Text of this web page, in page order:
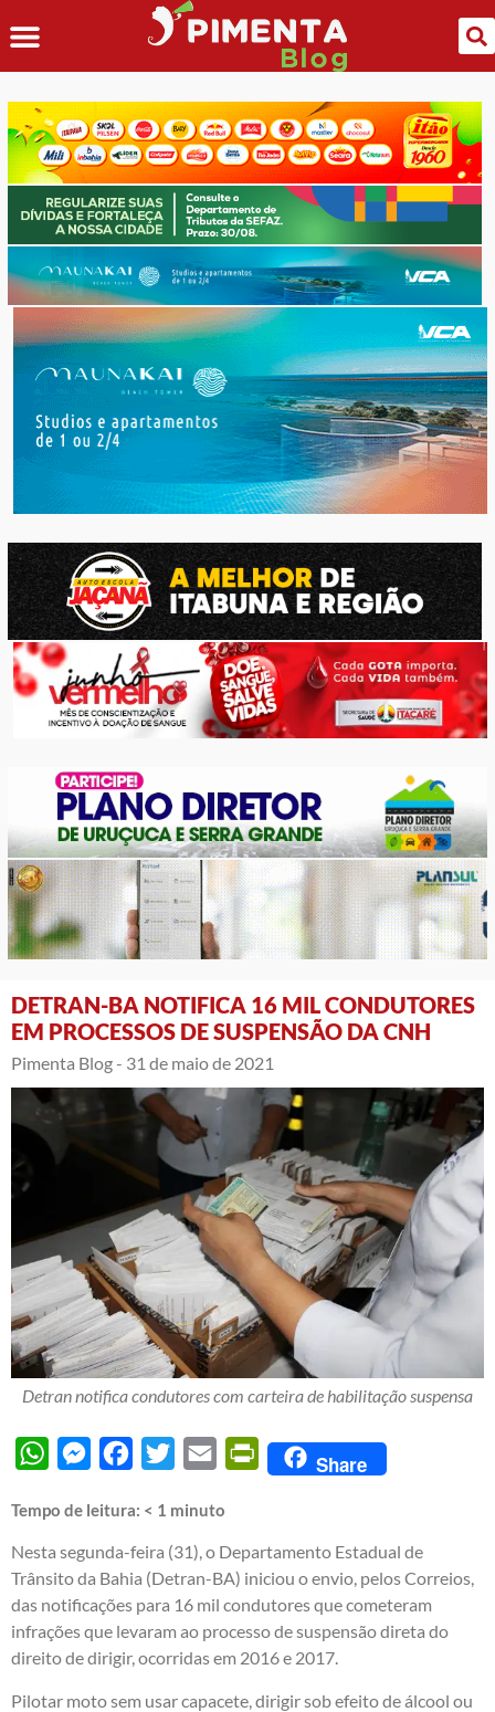
DETRAN-BA NOTIFICA 16 MIL CONDUTORES
EM PROCESSOS DE SUSPENSÃO DA CNH
Pimenta Blog - 31 de maio de 2021
Detran notifica condutores com carteira de habilitação suspensa
WhatsAppMessengerFacebook
Twitter Email PrintFriendly
Share
Tempo de leitura: < 1 minuto
Nesta segunda-feira (31), o Departamento Estadual de
Trânsito da Bahia (Detran-BA) iniciou o envio, pelos Correios,
das notificações para 16 mil condutores que cometeram
infrações que levaram ao processo de suspensão direta do
direito de dirigir, ocorridas em 2016 e 2017.
Pilotar moto sem usar capacete, dirigir sob efeito de álcool ou